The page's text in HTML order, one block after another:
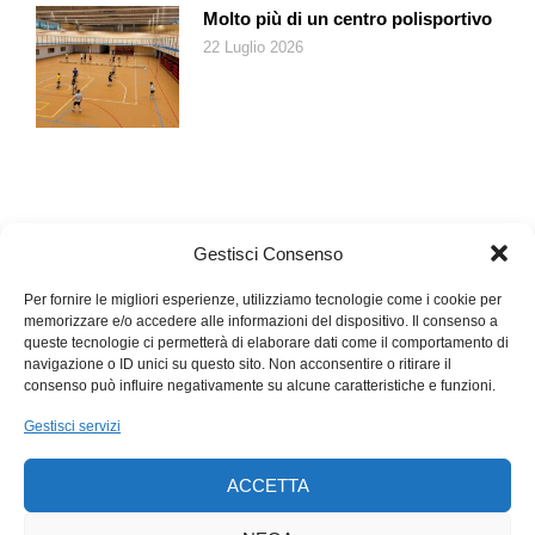
Gestisci Consenso
Per fornire le migliori esperienze, utilizziamo tecnologie come i cookie per
memorizzare e/o accedere alle informazioni del dispositivo. Il consenso a
queste tecnologie ci permetterà di elaborare dati come il comportamento di
navigazione o ID unici su questo sito. Non acconsentire o ritirare il
consenso può influire negativamente su alcune caratteristiche e funzioni.
Gestisci servizi
ACCETTA
Molto più di un centro polisportivo
22 Luglio 2026